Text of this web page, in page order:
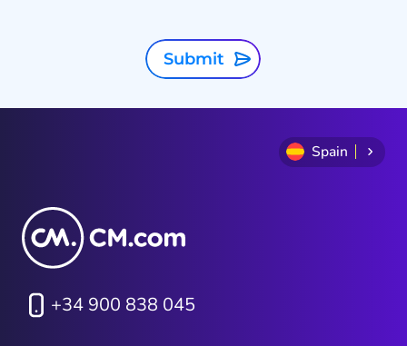
Submit
Spain
+34 900 838 045